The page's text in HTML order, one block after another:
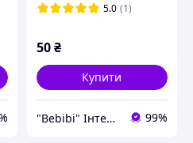
5.0 (1)
50₴
Купити
"Bebibi" Інтернет магазин 99%